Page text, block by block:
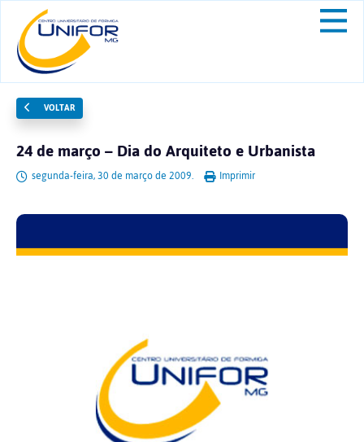
VOLTAR
24 de março – Dia do Arquiteto e Urbanista
segunda-feira, 30 de março de 2009. Imprimir